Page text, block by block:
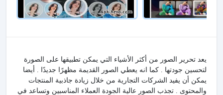
يعد تحرير الصور من أكثر الأشياء التي يمكن تطبيقها على الصورة
لتحسين جودتها . كما انه يعطي الصور القديمة مظهرًا جديدًا . أيضا
يمكن أن يفيد الشركات التجارية من خلال زيادة جاذبية المنتجات
والمحتوى . تجذب الصور عالية الجودة العملاء المناسبين وتساعد في